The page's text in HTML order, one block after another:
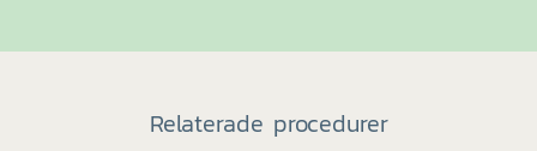
Relaterade procedurer